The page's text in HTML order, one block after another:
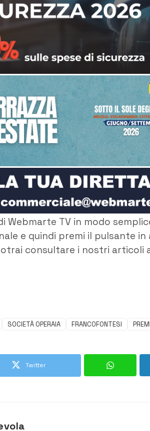
Webmarte TV in modo
e quindi premi il pulsante
consultare i nostri articoli
SOCIETÀ OPERAIA FRANCOFONTESI
Twitter